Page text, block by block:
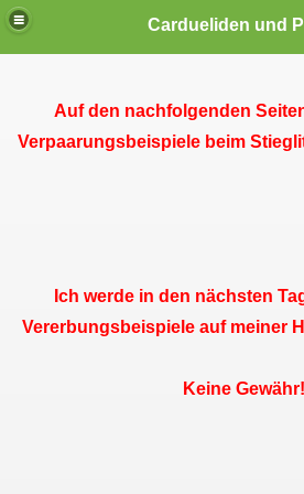
Auf den nachfolgenden
Verpaarungsbeispiele beim
Ich werde in den nächsten
Vererbungsbeispiele auf meiner
Keine